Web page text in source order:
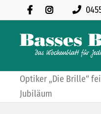
Optiker „Die Brille“
Jubiläum